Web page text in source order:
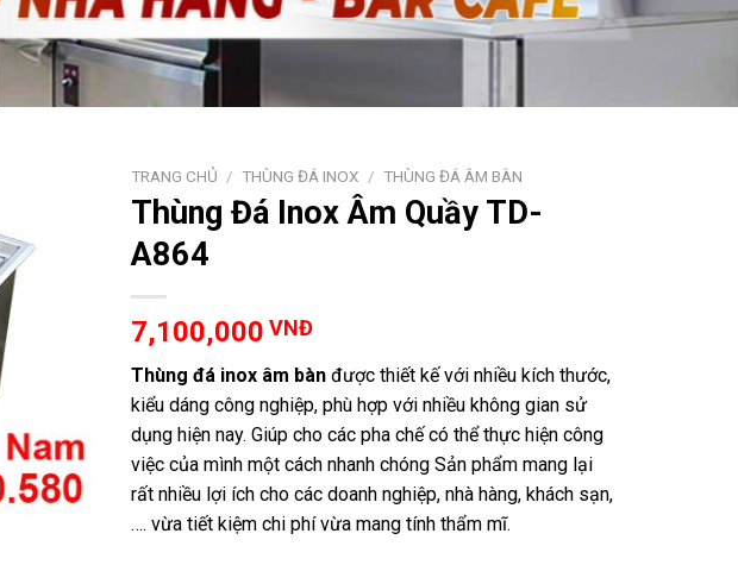
TRANG CHỦ / THÙNG ĐÁ INOX / THÙNG ĐÁ ÂM BÀN
Thùng Đá Inox Âm Quầy TD-
A864
7,100,000 VNĐ
Thùng đá inox âm bànđược thiết kế với nhiều kích thước,
kiểu dáng công nghiệp, phù hợp với nhiều không gian sử
dụng hiện nay. Giúp cho các pha chế có thể thực hiện công
việc của mình một cách nhanh chóng Sản phẩm mang lại
rất nhiều lợi ích cho các doanh nghiệp, nhà hàng, khách sạn,
…. vừa tiết kiệm chi phí vừa mang tính thẩm mĩ.